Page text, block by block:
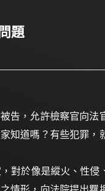
題
，允許檢察官向法
知道嗎？有些犯罪
於像是縱火、性侵